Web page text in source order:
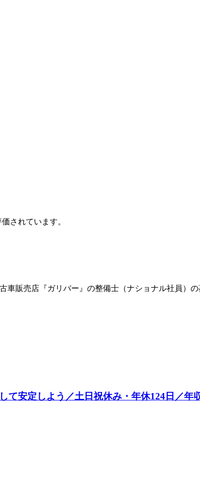
されています。
販売店『ガリバー』の整備士（ナショナル社員）の
て安定しよう／土日祝休み・年休124日／年